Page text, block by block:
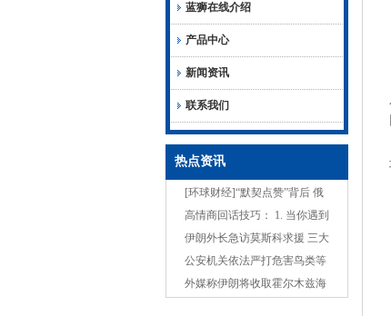
蓝狮在线介绍
产品中心
新闻资讯
联系我们
热点资讯
[环球财经]“默契点赞”背后 俄
美频频出招
高情商回话技巧： 1. 当你遇到
困难时，朋友问你：...
伊朗外长急访莫斯科求援 三大
原因决定俄方外交力挺但军事
克制→
公安机关依法严打危害鸟类等
野生动物犯罪
外媒称伊朗将收取霍尔木兹海